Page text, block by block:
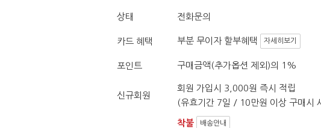
상태 전화문의
카드 혜택 부분 무이자 할부혜택 자세히보기
포인트 구매금액(추가옵션 제외)의 1%
신규회원
회원 가입시 3,000원 즉시 적립
(유효기간 7일 / 10만원 이상 구매시
착불 배송안내